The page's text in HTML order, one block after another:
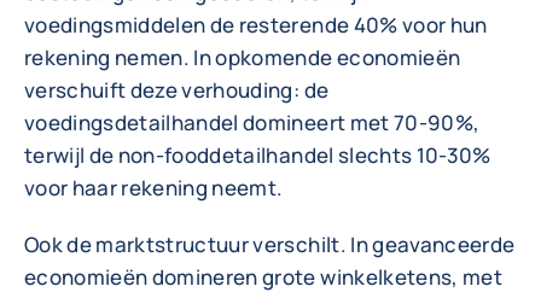
voedingsmiddelen de resterende 40% voor hun
rekening nemen. In opkomende economieën
verschuift deze verhouding: de
voedingsdetailhandel domineert met 70-90%,
terwijl de non-fooddetailhandel slechts 10-30%
voor haar rekening neemt.
Ook de marktstructuur verschilt. In geavanceerde
economieën domineren grote winkelketens, met